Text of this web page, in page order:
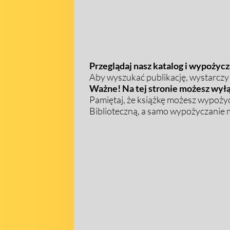
Przeglądaj nasz katalog i
Aby wyszukać publikację,
Ważne! Na tej stronie możesz
Pamiętaj, że książkę możesz
Biblioteczną, a samo wypożyczanie